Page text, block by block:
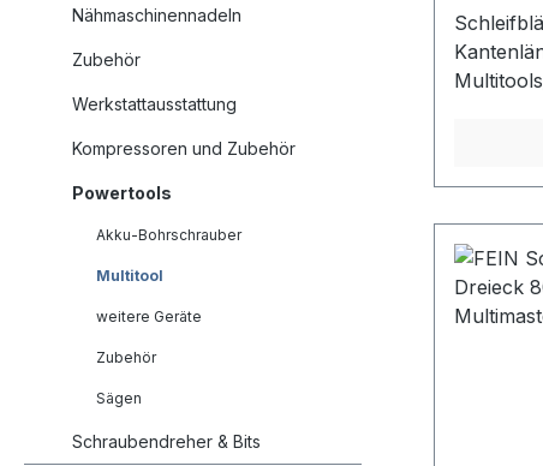
Nähmaschinennadeln
Zubehör
Werkstattausstattung
Kompressoren und Zubehör
Powertools
Akku-Bohrschrauber
Multitool
weitere Geräte
Zubehör
Sägen
Schraubendreher & Bits
den
nahezu